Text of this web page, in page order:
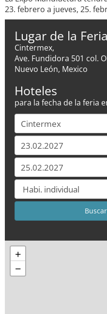
23. febrero a jueves, 25.
Lugar de la
Cintermex,
Ave. Fundidora 501 col.
Nuevo León, Mexico
Hoteles
para la fecha de la feria
+
−